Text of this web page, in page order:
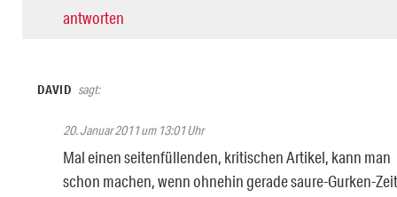
antworten
DAVID sagt:
20. Januar 2011 um 13:01 Uhr
Mal einen seitenfüllenden, kritischen Artikel, kann man
schon machen, wenn ohnehin gerade saure-Gurken-Zeit